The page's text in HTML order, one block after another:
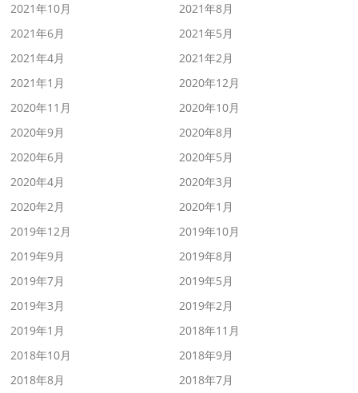
2021年10月
2021年8月
2021年6月
2021年5月
2021年4月
2021年2月
2021年1月
2020年12月
2020年11月
2020年10月
2020年9月
2020年8月
2020年6月
2020年5月
2020年4月
2020年3月
2020年2月
2020年1月
2019年12月
2019年10月
2019年9月
2019年8月
2019年7月
2019年5月
2019年3月
2019年2月
2019年1月
2018年11月
2018年10月
2018年9月
2018年8月
2018年7月